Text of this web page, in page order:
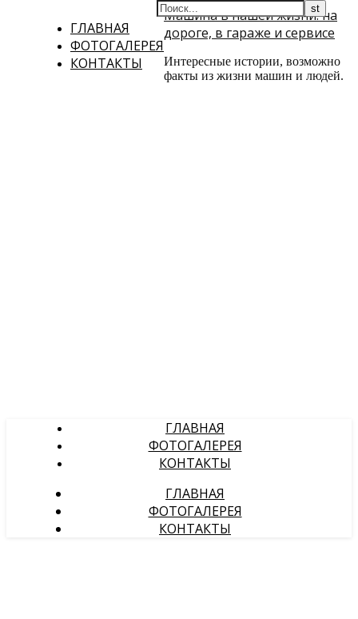
ГЛАВНАЯ
ФОТОГАЛЕРЕЯ
КОНТАКТЫ
Машина в нашей жизни: на
дороге, в гараже и сервисе
Интересные истории, возможно
факты из жизни машин и людей.
ГЛАВНАЯ
ФОТОГАЛЕРЕЯ
КОНТАКТЫ
ГЛАВНАЯ
ФОТОГАЛЕРЕЯ
КОНТАКТЫ